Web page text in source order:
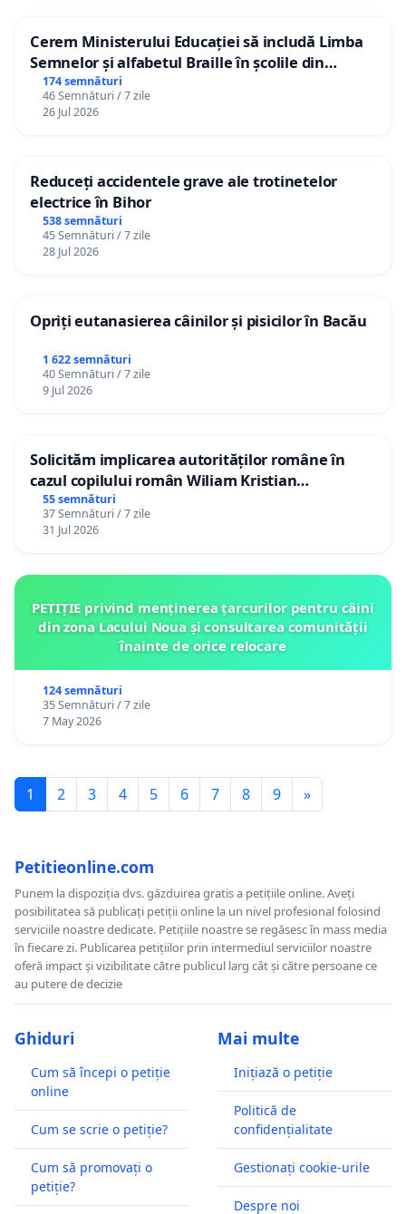
Cerem Ministerului Educației să includă Limba
Semnelor și alfabetul Braille în școlile din
Republica Moldova!
174 semnături
46 Semnături / 7 zile
26 Jul 2026
Reduceți accidentele grave ale trotinetelor
electrice în Bihor
538 semnături
45 Semnături / 7 zile
28 Jul 2026
Opriți eutanasierea câinilor și pisicilor în Bacău
1 622 semnături
40 Semnături / 7 zile
9 Jul 2026
Solicităm implicarea autorităților române în
cazul copilului român Wiliam Kristian
Gheorghe, aflat în plasament în Danemarca de
12 ani
55 semnături
37 Semnături / 7 zile
31 Jul 2026
PETIȚIE privind menținerea țarcurilor pentru câini
din zona Lacului Noua și consultarea comunității
înainte de orice relocare
124 semnături
35 Semnături / 7 zile
7 May 2026
1 2 3 4 5 6 7 8 9 »
Petitieonline.com
Punem la dispoziția dvs. găzduirea gratis a petițiile online. Aveți
posibilitatea să publicați petiții online la un nivel profesional folosind
serviciile noastre dedicate. Petițiile noastre se regăsesc în mass media
în fiecare zi. Publicarea petițiilor prin intermediul serviciilor noastre
oferă impact și vizibilitate către publicul larg cât și către persoane ce
au putere de decizie
Ghiduri
Cum să începi o petiție
online
Cum se scrie o petiție?
Cum să promovați o
petiție?
Mai multe
Inițiază o petiție
Politică de
confidențialitate
Gestionați cookie-urile
Despre noi